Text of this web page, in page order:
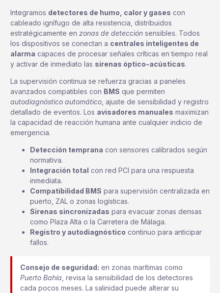
Integramos detectores de humo, calor y gases con
cableado ignífugo de alta resistencia, distribuidos
estratégicamente en zonas de detección sensibles. Todos
los dispositivos se conectan a centrales inteligentes de
alarma capaces de procesar señales críticas en tiempo real
y activar de inmediato las sirenas óptico-acústicas.
La supervisión continua se refuerza gracias a paneles
avanzados compatibles con BMS que permiten
autodiagnóstico automático , ajuste de sensibilidad y registro
detallado de eventos. Los avisadores manuales maximizan
la capacidad de reacción humana ante cualquier indicio de
emergencia.
Detección temprana con sensores calibrados según
normativa.
Integración total con red PCI para una respuesta
inmediata.
Compatibilidad BMS para supervisión centralizada en
puerto, ZAL o zonas logísticas.
Sirenas sincronizadas para evacuar zonas densas
como Plaza Alta o la Carretera de Málaga.
Registro y autodiagnóstico continuo para anticipar
fallos.
Consejo de seguridad: en zonas marítimas como
Puerto Bahía, revisa la sensibilidad de los detectores
cada pocos meses. La salinidad puede alterar su